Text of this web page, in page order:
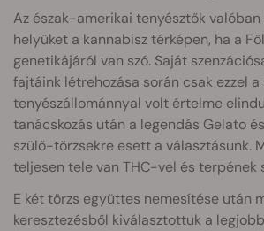
Az észak-amerikai tenyésztők
helyüket a kannabisz térképen, ha a
genetikájáról van szó. Saját
fajtáink létrehozása során csak ezzel
tenyészállománnyal volt értelme
tanácskozás után a legendás Gelato
szülő-törzsekre esett a választásunk.
teljesen tele van THC-vel és terpének
E két törzs együttes nemesítése után
keresztezésből kiválasztottuk a